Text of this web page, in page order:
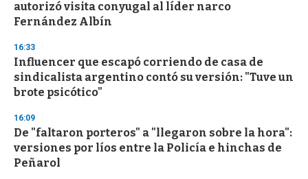
f
3
s
e
c
o
n
autorizó visita conyugal al líder narco
Fernández Albín
16:33
Influencer que escapó corriendo de casa de
sindicalista argentino contó su versión: "Tuve un
brote psicótico"
16:09
De "faltaron porteros" a "llegaron sobre la hora":
versiones por líos entre la Policía e hinchas de
Peñarol